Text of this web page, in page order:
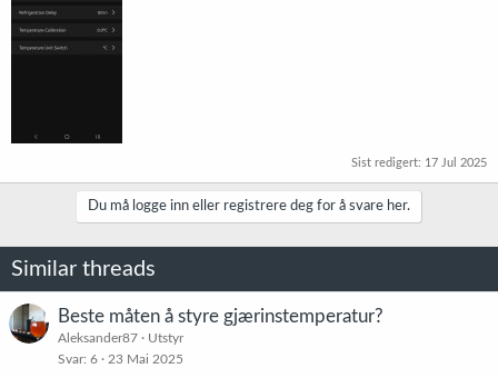
Sist redigert: 17 Jul 2025
Du må logge inn eller registrere deg for å svare her.
Similar threads
Beste måten å styre gjærinstemperatur?
Aleksander87
Utstyr
Svar 6 23 Mai 2025